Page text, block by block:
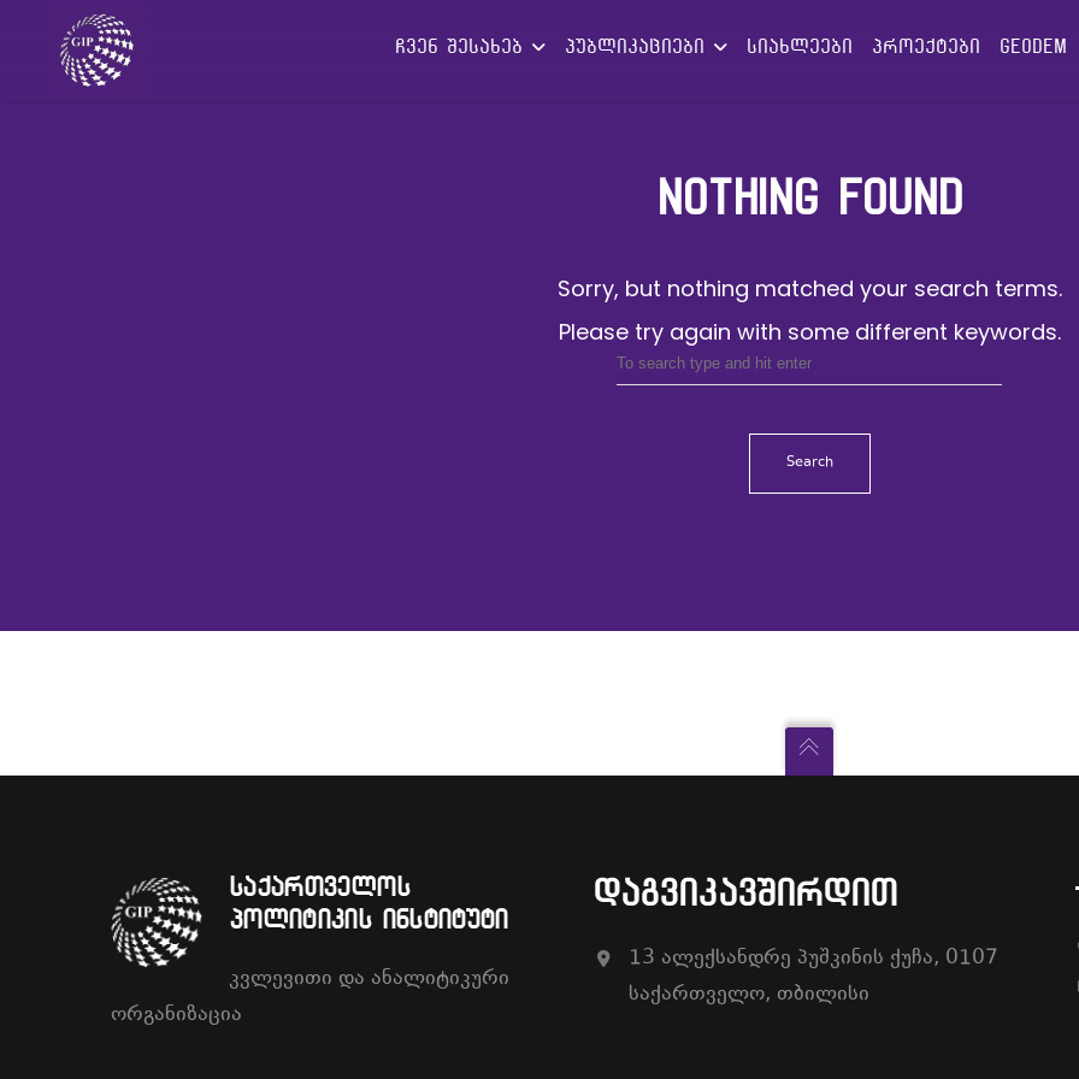
ჩვენ შესახებ პუბლიკაციები სიახლეები პროექტები GEODEM
NOTHING FOUND
Sorry, but nothing matched your search terms.
Please try again with some different keywords.
Search
საქართველოს
პოლიტიკის ინსტიტუტი
კვლევითი და ანალიტიკური
ორგანიზაცია
ᲓᲐᲒᲕᲘᲙᲐᲕᲨᲘᲠᲓᲘᲗ
13 ალექსანდრე პუშკინის ქუჩა, 0107
საქართველო, თბილისი